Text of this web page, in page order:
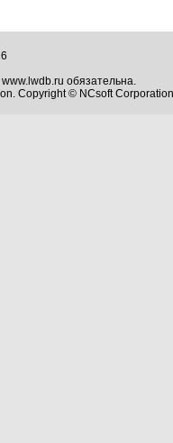
обязательна.
Copyright © NCsoft